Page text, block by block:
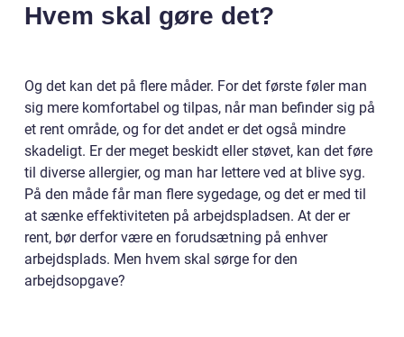
Hvem skal gøre det?
Og det kan det på flere måder. For det første føler man
sig mere komfortabel og tilpas, når man befinder sig på
et rent område, og for det andet er det også mindre
skadeligt. Er der meget beskidt eller støvet, kan det føre
til diverse allergier, og man har lettere ved at blive syg.
På den måde får man flere sygedage, og det er med til
at sænke effektiviteten på arbejdspladsen. At der er
rent, bør derfor være en forudsætning på enhver
arbejdsplads. Men hvem skal sørge for den
arbejdsopgave?